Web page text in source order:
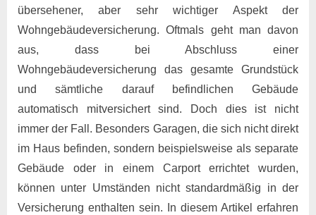
übersehener, aber sehr wichtiger Aspekt der
Wohngebäudeversicherung. Oftmals geht man davon
aus, dass bei Abschluss einer
Wohngebäudeversicherung das gesamte Grundstück
und sämtliche darauf befindlichen Gebäude
automatisch mitversichert sind. Doch dies ist nicht
immer der Fall. Besonders Garagen, die sich nicht direkt
im Haus befinden, sondern beispielsweise als separate
Gebäude oder in einem Carport errichtet wurden,
können unter Umständen nicht standardmäßig in der
Versicherung enthalten sein. In diesem Artikel erfahren